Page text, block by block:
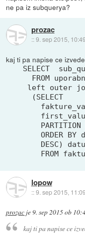
ne pa iz subquerya?
prozac
::9. sep 2015, 10:49
kaj ti pa napise ce
SELECT
FROM
left outer
  (SELECT
PARTITION
ORDER BY
DESC)
lopow
::9. sep 2015, 11:09
prozac je9. sep 2015 ob
kaj ti pa napise ce